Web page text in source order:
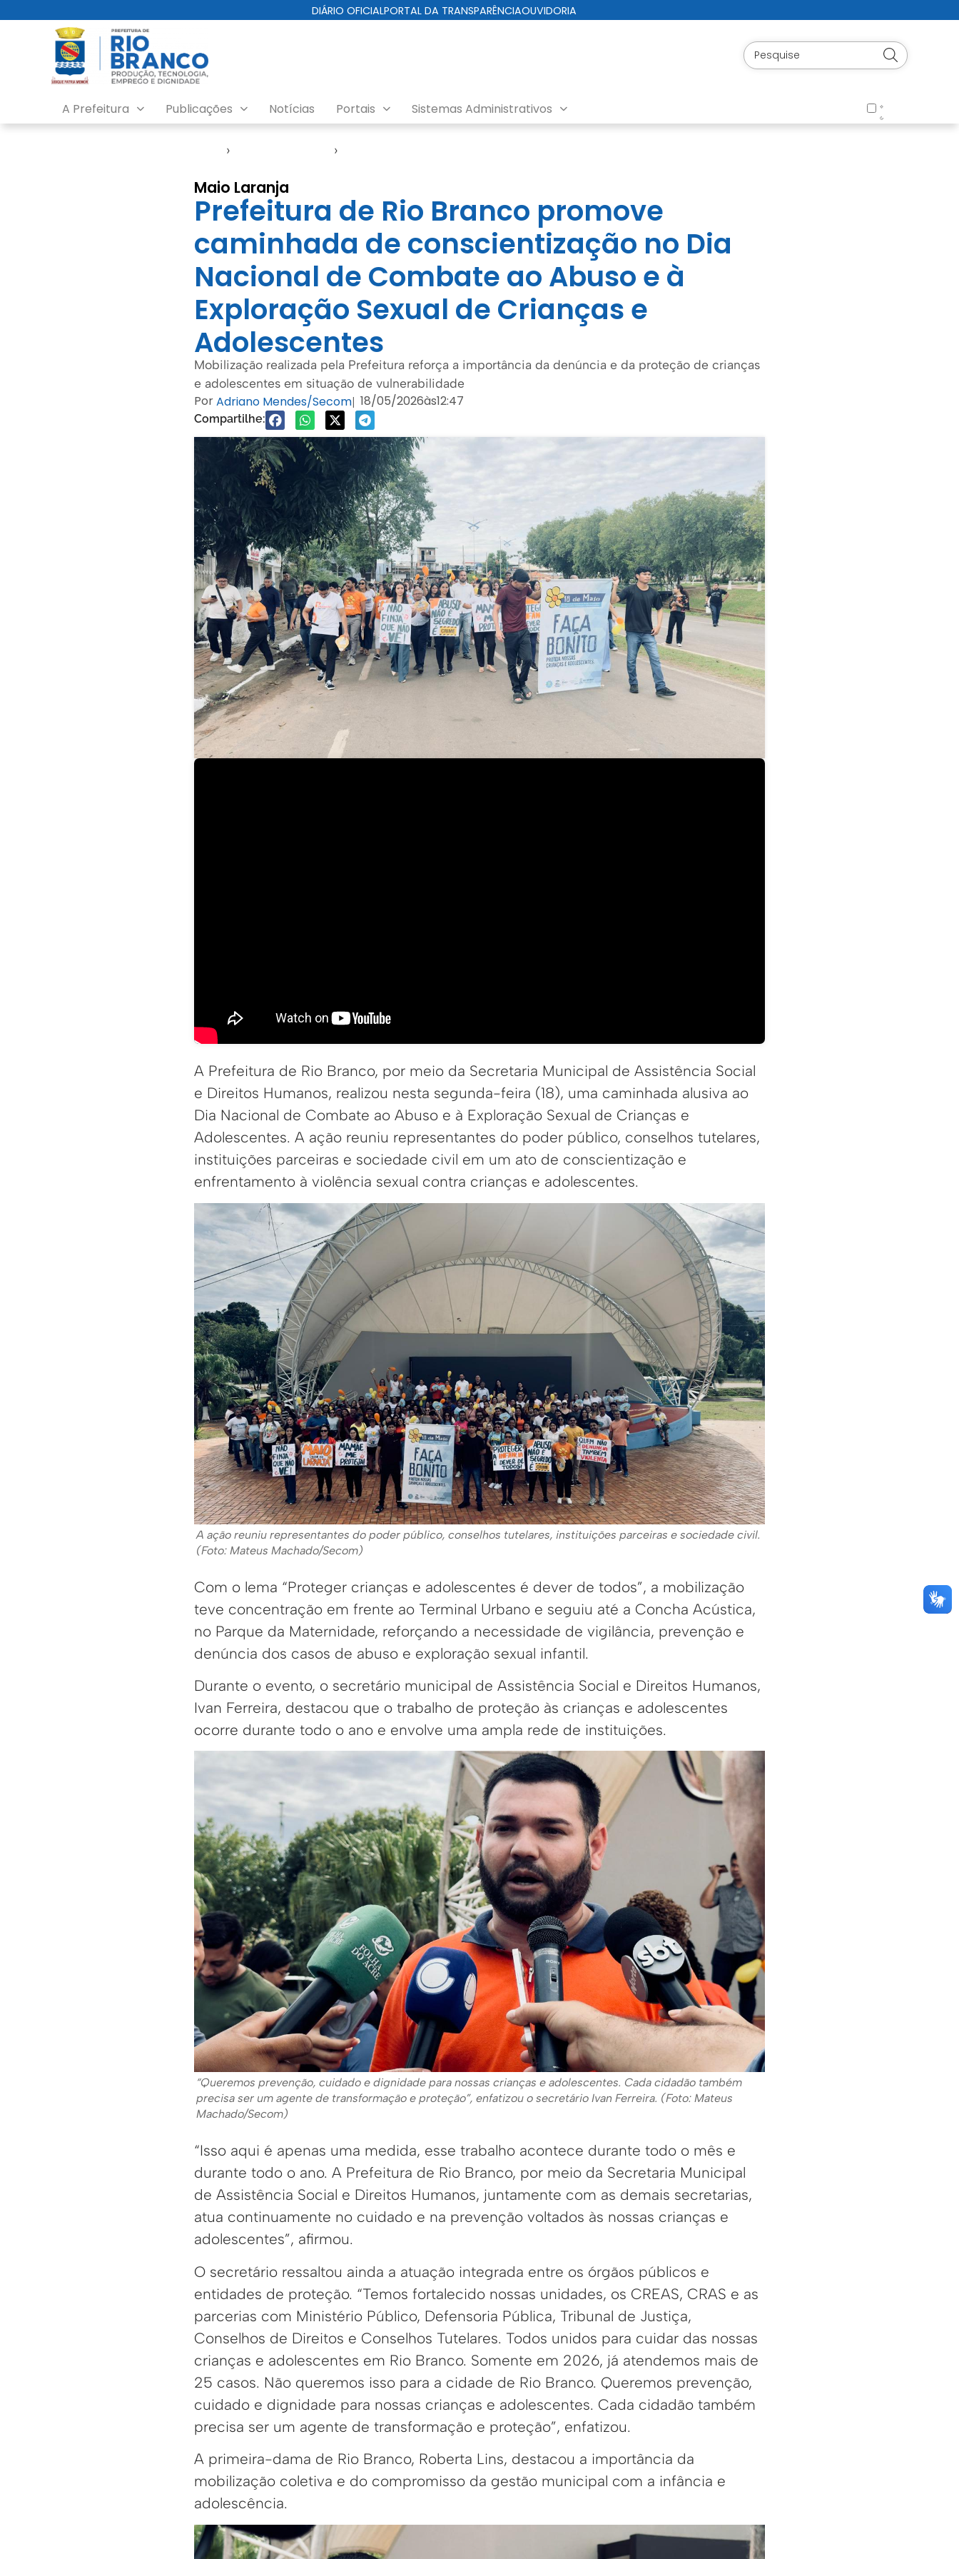
DIÁRIO OFICIALPORTAL DA TRANSPARÊNCIAOUVIDORIA
A Prefeitura Publicações Notícias Portais Sistemas Administrativos
› ›
Maio Laranja
Prefeitura de Rio Branco promove
caminhada de conscientização no Dia
Nacional de Combate ao Abuso e à
Exploração Sexual de Crianças e
Adolescentes
Mobilização realizada pela Prefeitura reforça a importância da denúncia e da proteção de crianças
e adolescentes em situação de vulnerabilidade
PorAdriano Mendes/Secom| 18/05/2026às12:47
Compartilhe:
A Prefeitura de Rio Branco, por meio da Secretaria Municipal de Assistência Social
e Direitos Humanos, realizou nesta segunda-feira (18), uma caminhada alusiva ao
Dia Nacional de Combate ao Abuso e à Exploração Sexual de Crianças e
Adolescentes. A ação reuniu representantes do poder público, conselhos tutelares,
instituições parceiras e sociedade civil em um ato de conscientização e
enfrentamento à violência sexual contra crianças e adolescentes.
A ação reuniu representantes do poder público, conselhos tutelares, instituições parceiras e sociedade civil.
(Foto: Mateus Machado/Secom)
Com o lema “Proteger crianças e adolescentes é dever de todos”, a mobilização
teve concentração em frente ao Terminal Urbano e seguiu até a Concha Acústica,
no Parque da Maternidade, reforçando a necessidade de vigilância, prevenção e
denúncia dos casos de abuso e exploração sexual infantil.
Durante o evento, o secretário municipal de Assistência Social e Direitos Humanos,
Ivan Ferreira, destacou que o trabalho de proteção às crianças e adolescentes
ocorre durante todo o ano e envolve uma ampla rede de instituições.
“Queremos prevenção, cuidado e dignidade para nossas crianças e adolescentes. Cada cidadão também
precisa ser um agente de transformação e proteção”, enfatizou o secretário Ivan Ferreira. (Foto: Mateus
Machado/Secom)
“Isso aqui é apenas uma medida, esse trabalho acontece durante todo o mês e
durante todo o ano. A Prefeitura de Rio Branco, por meio da Secretaria Municipal
de Assistência Social e Direitos Humanos, juntamente com as demais secretarias,
atua continuamente no cuidado e na prevenção voltados às nossas crianças e
adolescentes”, afirmou.
O secretário ressaltou ainda a atuação integrada entre os órgãos públicos e
entidades de proteção. “Temos fortalecido nossas unidades, os CREAS, CRAS e as
parcerias com Ministério Público, Defensoria Pública, Tribunal de Justiça,
Conselhos de Direitos e Conselhos Tutelares. Todos unidos para cuidar das nossas
crianças e adolescentes em Rio Branco. Somente em 2026, já atendemos mais de
25 casos. Não queremos isso para a cidade de Rio Branco. Queremos prevenção,
cuidado e dignidade para nossas crianças e adolescentes. Cada cidadão também
precisa ser um agente de transformação e proteção”, enfatizou.
A primeira-dama de Rio Branco, Roberta Lins, destacou a importância da
mobilização coletiva e do compromisso da gestão municipal com a infância e
adolescência.